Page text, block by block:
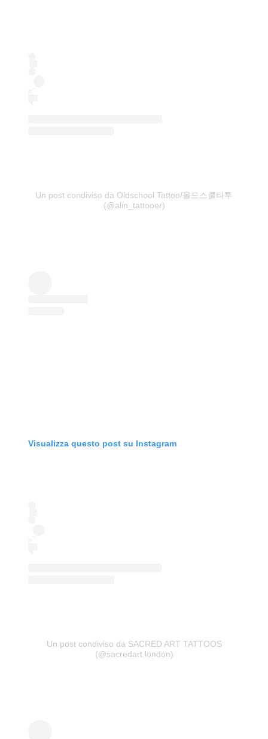
Un post condiviso da Oldschool Tattoo/올드스쿨타투
(@alin_tattooer)
Visualizza questo post su Instagram
Un post condiviso da SACRED ART TATTOOS
(@sacredart.london)